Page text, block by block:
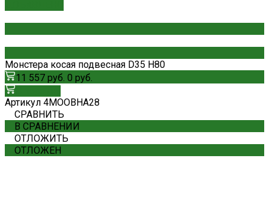
Монстера косая подвесная D35 H80
11 557 руб. 0 руб.
Артикул 4MOOBHA28
СРАВНИТЬ
В СРАВНЕНИИ
ОТЛОЖИТЬ
ОТЛОЖЕН